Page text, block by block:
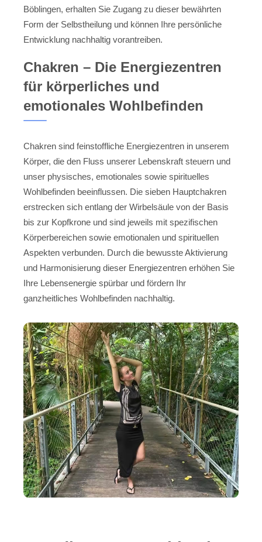
Böblingen, erhalten Sie Zugang zu dieser bewährten
Form der Selbstheilung und können Ihre persönliche
Entwicklung nachhaltig vorantreiben.
Chakren – Die Energiezentren
für körperliches und
emotionales Wohlbefinden
Chakren sind feinstoffliche Energiezentren in unserem
Körper, die den Fluss unserer Lebenskraft steuern und
unser physisches, emotionales sowie spirituelles
Wohlbefinden beeinflussen. Die sieben Hauptchakren
erstrecken sich entlang der Wirbelsäule von der Basis
bis zur Kopfkrone und sind jeweils mit spezifischen
Körperbereichen sowie emotionalen und spirituellen
Aspekten verbunden. Durch die bewusste Aktivierung
und Harmonisierung dieser Energiezentren erhöhen Sie
Ihre Lebensenergie spürbar und fördern Ihr
ganzheitliches Wohlbefinden nachhaltig.